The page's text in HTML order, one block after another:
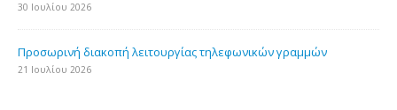
30 Ιουλίου 2026
Προσωρινή διακοπή λειτουργίας τηλεφωνικών γραμμών
21 Ιουλίου 2026